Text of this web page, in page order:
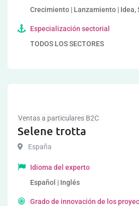
Crecimiento | Lanzamiento | Idea,
Especialización sectorial
TODOS LOS SECTORES
Ventas a particulares B2C
Selene trotta
España
Idioma del experto
Español | Inglés
Grado de innovación de los